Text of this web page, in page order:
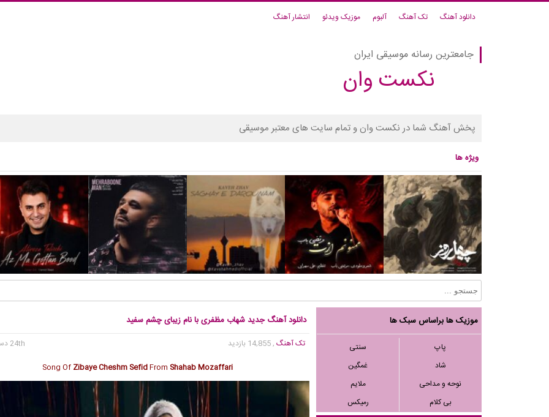
دانلود آهنگ تک آهنگ آلبوم موزیک ویدئو انتشار آهنگ
جامعترین رسانه موسیقی ایران
نکست وان
پخش آهنگ شما در نکست وان و تمام سایت های معتبر موسیقی
ویژه ها
موزیک ها براساس سبک ها
پاپ
سنتی
شاد
غمگین
نوحه و مداحی
ملایم
بی کلام
رمیکس
دانلود آهنگ جدید شهاب مظفری با نام زیبای چشم سفید
تک آهنگ, 14,855 بازدید
24th دسامبر 2019
Song Of Zibaye Cheshm SefidFrom Shahab Mozaffari